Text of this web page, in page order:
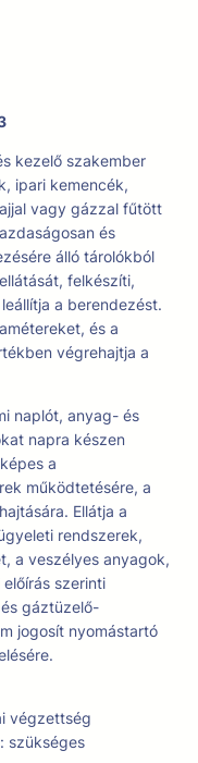
kezelő szakember
ipari kemencék,
vagy gázzal fűtött
és
álló tárolókból
felkészíti,
a berendezést.
és a
végrehajtja a
naplót, anyag- és
napra készen
a
működtetésére, a
Ellátja a
rendszerek,
a veszélyes anyagok,
szerinti
gáztüzelő-
jogosít nyomástartó
végzettség
szükséges